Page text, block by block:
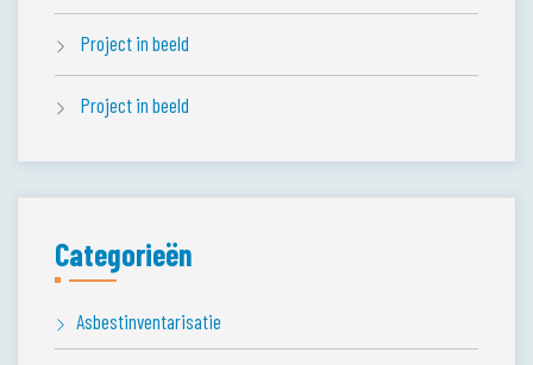
Project in beeld
Project in beeld
Categorieën
Asbestinventarisatie